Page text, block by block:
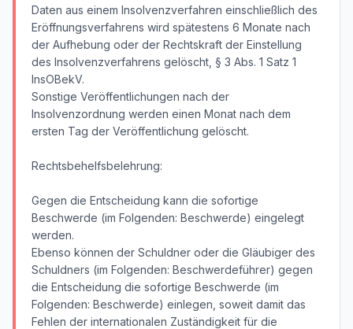
Daten aus einem Insolvenzverfahren einschließlich des
Eröffnungsverfahrens wird spätestens 6 Monate nach
der Aufhebung oder der Rechtskraft der Einstellung
des Insolvenzverfahrens gelöscht, § 3 Abs. 1 Satz 1
InsOBekV.
Sonstige Veröffentlichungen nach der
Insolvenzordnung werden einen Monat nach dem
ersten Tag der Veröffentlichung gelöscht.
Rechtsbehelfsbelehrung:
Gegen die Entscheidung kann die sofortige
Beschwerde (im Folgenden: Beschwerde) eingelegt
werden.
Ebenso können der Schuldner oder die Gläubiger des
Schuldners (im Folgenden: Beschwerdeführer) gegen
die Entscheidung die sofortige Beschwerde (im
Folgenden: Beschwerde) einlegen, soweit damit das
Fehlen der internationalen Zuständigkeit für die